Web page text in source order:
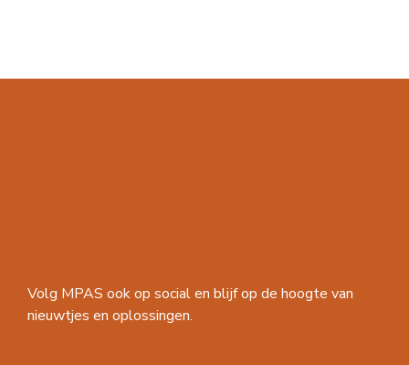
Volg MPAS ook op social en blijf op de hoogte van
nieuwtjes en oplossingen.